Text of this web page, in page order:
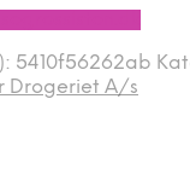
kr..
5410f56262ab
Drogeriet A/s